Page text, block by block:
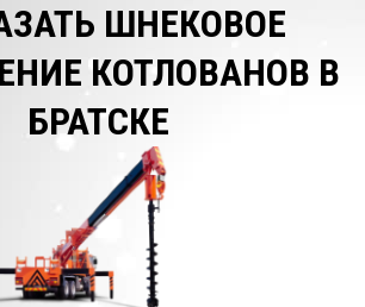
ШНЕКОВОЕ
КОТЛОВАНОВ В
БРАТСКЕ